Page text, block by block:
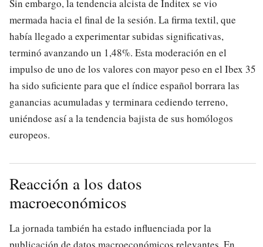
Sin embargo, la tendencia alcista de Inditex se vio
mermada hacia el final de la sesión. La firma textil, que
había llegado a experimentar subidas significativas,
terminó avanzando un 1,48%. Esta moderación en el
impulso de uno de los valores con mayor peso en el Ibex 35
ha sido suficiente para que el índice español borrara las
ganancias acumuladas y terminara cediendo terreno,
uniéndose así a la tendencia bajista de sus homólogos
europeos.
Reacción a los datos
macroeconómicos
La jornada también ha estado influenciada por la
publicación de datos macroeconómicos relevantes. En